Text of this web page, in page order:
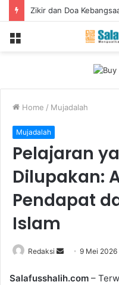
Zikir dan Doa
Home / Mujadalah
Mujadalah
Pelajaran
Dilupakan:
Pendapat
Islam
Redaksi
n
9 Mei 2026
Salafusshalih.com –